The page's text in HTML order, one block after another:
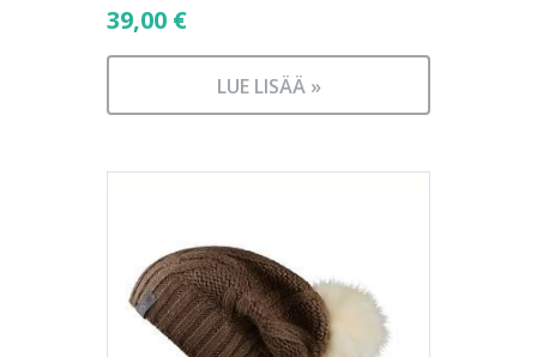
39,00 €
LUE LISÄÄ »